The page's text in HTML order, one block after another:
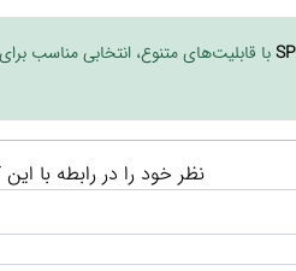
با قابلیت‌های متنوع، انتخابی مناسب
نظر خود را در رابطه با این